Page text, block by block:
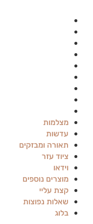
מצלמות
עדשות
תאורה ומבזקים
ציוד עזר
וידאו
מוצרים נוספים
קצת עליי
שאלות נפוצות
בלוג